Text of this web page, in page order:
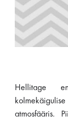
Hellitage
atmosfääris.